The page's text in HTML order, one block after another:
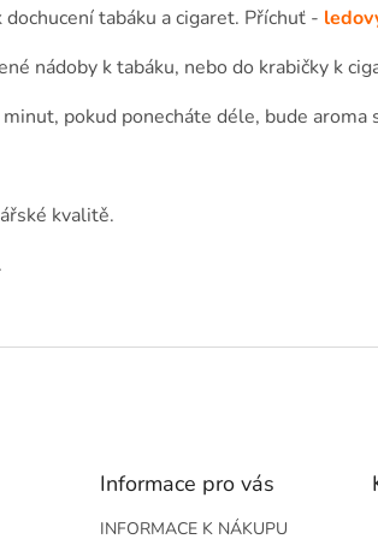
dochucení tabáku a cigaret. Příchuť -
nádoby k tabáku, nebo do krabičky k
pokud ponecháte déle, bude aroma
kvalitě.
Informace pro vás
INFORMACE K NÁKUPU